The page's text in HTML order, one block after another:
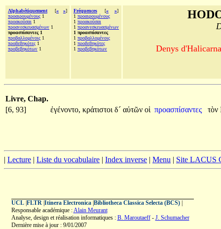
Alphabétiquement [« »]
προαιρουμένους 1
προακοῦσαι 1
προανεσκευασμένων 1
προασπίσαντες 1
προβαλλομένοις 1
προβεβηκότες 1
προβεβηκότων 1
Fréquences [« »]
1 προαιρουμένους
1 προακοῦσαι
1 προανεσκευασμένων
1 προασπίσαντες
1 προβαλλομένοις
1 προβεβηκότες
1 προβεβηκότων Denys
Livre, Chap.
[6, 93]
ἐγένοντο, κράτιστοι δ´ αὐτῶν οἱ προασπίσαντες τὸν
| Lecture | Liste du vocabulaire | Index inverse | Menu | Site LACUS
UCL| FLTR| Itinera Electronica| Bibliotheca Classica Selecta (BCS)|
Responsable académique :Alain Meurant
Analyse, design et réalisation informatiques : B. Maroutaeff- J. Schumacher
Dernière mise à jour : 9/01/2007